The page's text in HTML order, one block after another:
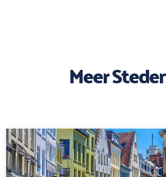
Meer